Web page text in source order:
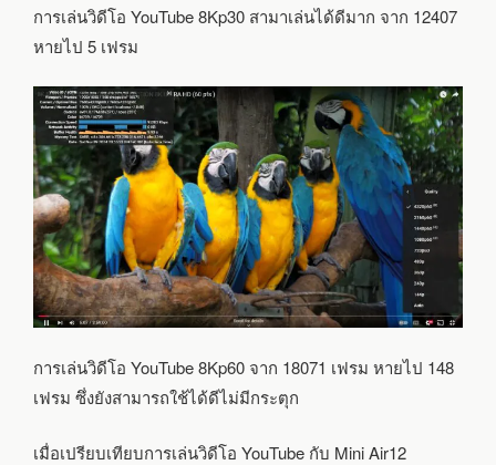
การเล่นวิดีโอ YouTube 8Kp30 สามาเล่นได้ดีมาก จาก 12407
หายไป 5 เฟรม
การเล่นวิดีโอ YouTube 8Kp60 จาก 18071 เฟรม หายไป 148
เฟรม ซึ่งยังสามารถใช้ได้ดีไม่มีกระตุก
เมื่อเปรียบเทียบการเล่นวิดีโอ YouTube กับ Mini Air12